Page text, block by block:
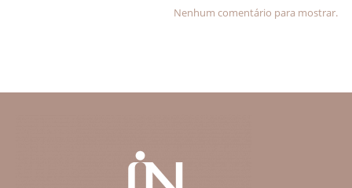
Nenhum comentário para mostrar.